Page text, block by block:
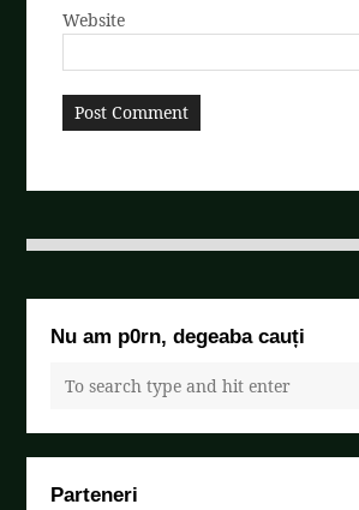
Website
Nu am p0rn, degeaba cauți
Parteneri